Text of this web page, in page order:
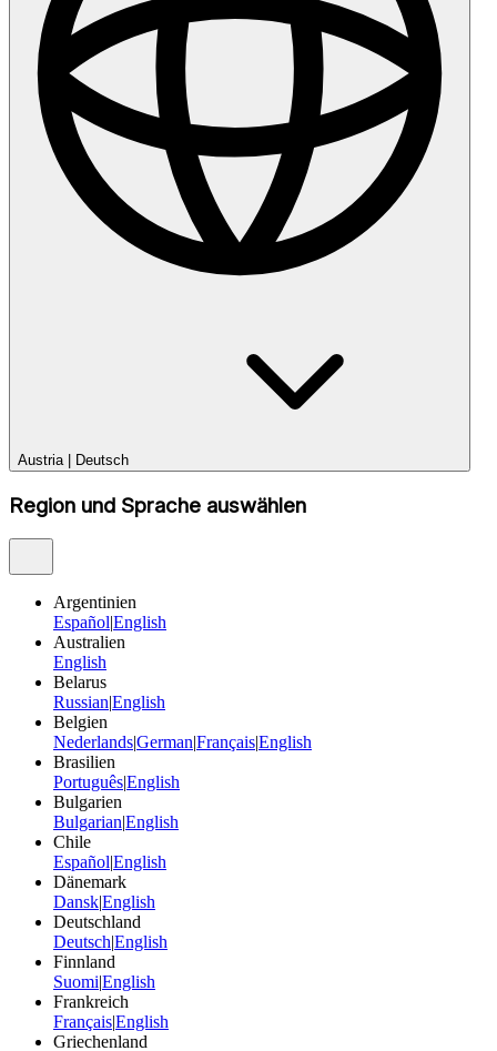
Austria| Deutsch
Region und Sprache auswählen
Argentinien
EspañolEnglish
Australien
English
Belarus
RussianEnglish
Belgien
NederlandsGermanFrançaisEnglish
Brasilien
PortuguêsEnglish
Bulgarien
BulgarianEnglish
Chile
EspañolEnglish
Dänemark
DanskEnglish
Deutschland
DeutschEnglish
Finnland
SuomiEnglish
Frankreich
FrançaisEnglish
Griechenland